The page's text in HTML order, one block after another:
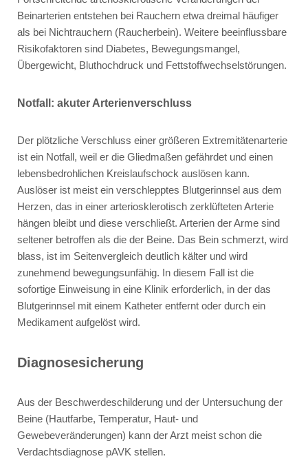
Beinarterien entstehen bei Rauchern etwa dreimal häufiger
als bei Nichtrauchern (Raucherbein). Weitere beeinflussbare
Risikofaktoren sind Diabetes, Bewegungsmangel,
Übergewicht, Bluthochdruck und Fettstoffwechselstörungen.
Notfall: akuter Arterienverschluss
Der plötzliche Verschluss einer größeren Extremitätenarterie
ist ein Notfall, weil er die Gliedmaßen gefährdet und einen
lebensbedrohlichen Kreislaufschock auslösen kann.
Auslöser ist meist ein verschlepptes Blutgerinnsel aus dem
Herzen, das in einer arteriosklerotisch zerklüfteten Arterie
hängen bleibt und diese verschließt. Arterien der Arme sind
seltener betroffen als die der Beine. Das Bein schmerzt, wird
blass, ist im Seitenvergleich deutlich kälter und wird
zunehmend bewegungsunfähig. In diesem Fall ist die
sofortige Einweisung in eine Klinik erforderlich, in der das
Blutgerinnsel mit einem Katheter entfernt oder durch ein
Medikament aufgelöst wird.
Diagnosesicherung
Aus der Beschwerdeschilderung und der Untersuchung der
Beine (Hautfarbe, Temperatur, Haut- und
Gewebeveränderungen) kann der Arzt meist schon die
Verdachtsdiagnose pAVK stellen.